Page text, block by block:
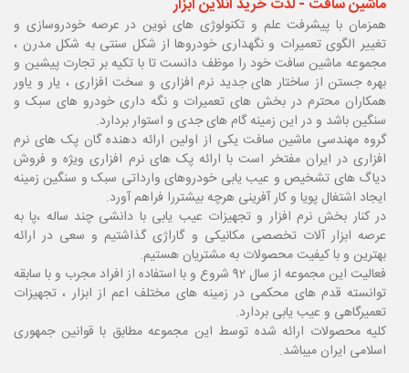
ماشین سافت - لذت خرید آنلاین ابزار
همزمان با پیشرفت علم و تکنولوژی های نوین در عرصه خودروسازی و
تغییر الگوی تعمیرات و نگهداری خودروها از شکل سنتی به شکل مدرن ،
مجموعه ماشین سافت خود را موظف دانست تا با تکیه بر تجارت پیشین و
بهره جستن از ساختار های جدید نرم افزاری و سخت افزاری ، یار و یاور
همکاران محترم در بخش های تعمیرات و نگه داری خودرو های سبک و
سنگین باشد و در این زمینه گام های جدی و استوار بردارد.
گروه مهندسی ماشین سافت یکی از اولین ارائه دهنده گان پک های نرم
افزاری در ایران مفتخر است با ارائه پک های نرم افزاری ویژه و فروش
دیاگ های تشخیص و عیب یابی خودروهای وارداتی سبک و سنگین زمینه
ایجاد اشتغال پویا و کار آفرینی هرچه بیشتررا فراهم آورد.
در کنار بخش نرم افزار و تجهیزات عیب یابی با دانشی چند ساله ،پا به
عرصه ابزار آلات تخصصی مکانیکی و گاراژی گذاشتیم و سعی در ارائه
بهترین و با کیفیت محصولات به مشتریان هستیم.
فعالیت این مجموعه از سال 92 شروع و با استفاده از افراد مجرب و با سابقه
توانسته قدم های محکمی در زمینه های مختلف اعم از ابزار ، تجهیزات
تعمیرگاهی و عیب یابی بردارد.
کلیه محصولات ارائه شده توسط این مجموعه مطابق با قوانین جمهوری
اسلامی ایران میباشد.